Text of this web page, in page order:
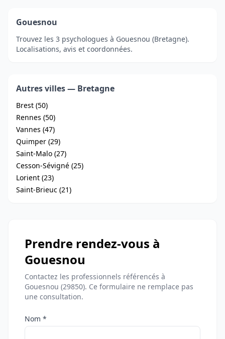
Gouesnou
Trouvez les 3 psychologues à Gouesnou (Bretagne).
Localisations, avis et coordonnées.
Autres villes — Bretagne
Brest (50)
Rennes (50)
Vannes (47)
Quimper (29)
Saint-Malo (27)
Cesson-Sévigné (25)
Lorient (23)
Saint-Brieuc (21)
Prendre rendez-vous à
Gouesnou
Contactez les professionnels référencés à
Gouesnou (29850). Ce formulaire ne remplace pas
une consultation.
Nom *